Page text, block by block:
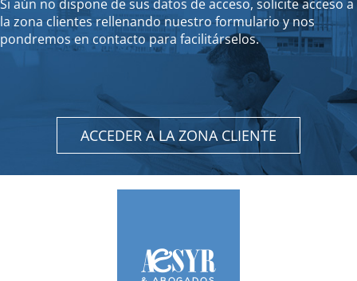
Si aún no dispone de sus datos de acceso, solicite acceso a
la zona clientes rellenando nuestro formulario y nos
pondremos en contacto para facilitárselos.
ACCEDER A LA ZONA CLIENTE